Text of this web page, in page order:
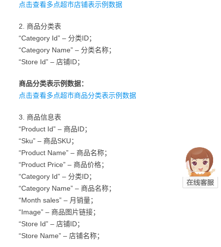
点击查看多点超市店铺表示例数据
2. 商品分类表
“Category Id” – 分类ID；
“Category Name” – 分类名称；
“Store Id” – 店铺ID；
商品分类表示例数据：
点击查看多点超市商品分类表示例数据
3. 商品信息表
“Product Id” – 商品ID；
“Sku” – 商品SKU；
“Product Name” – 商品名称；
“Product Price” – 商品价格；
“Category Id” – 分类ID；
“Category Name” – 商品名称；
“Month sales” – 月销量；
“Image” – 商品图片链接；
“Store Id” – 店铺ID；
“Store Name” – 店铺名称；